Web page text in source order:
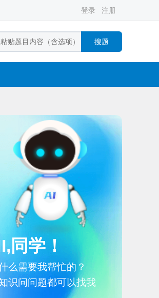
登录 注册
搜题
同学！
么需要我帮忙的？
识问问题都可以找我